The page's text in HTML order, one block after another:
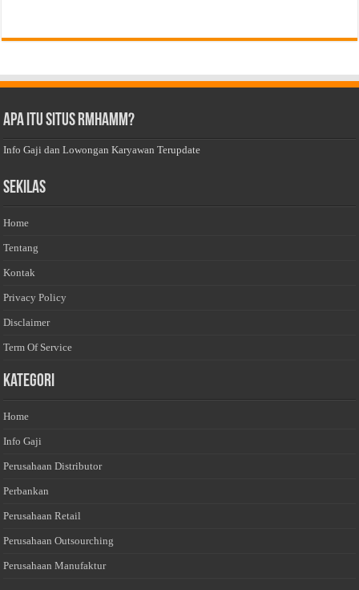
Apa Itu Situs Rmhamm?
Info Gaji dan Lowongan Karyawan Terupdate
Sekilas
Home
Tentang
Kontak
Privacy Policy
Disclaimer
Term Of Service
Kategori
Home
Info Gaji
Perusahaan Distributor
Perbankan
Perusahaan Retail
Perusahaan Outsourching
Perusahaan Manufaktur